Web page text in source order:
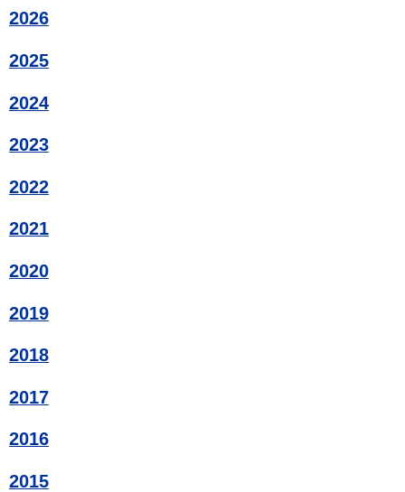
2026
2025
2024
2023
2022
2021
2020
2019
2018
2017
2016
2015